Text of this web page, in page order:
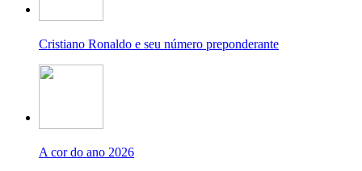
Cristiano Ronaldo e seu número preponderante
A cor do ano 2026